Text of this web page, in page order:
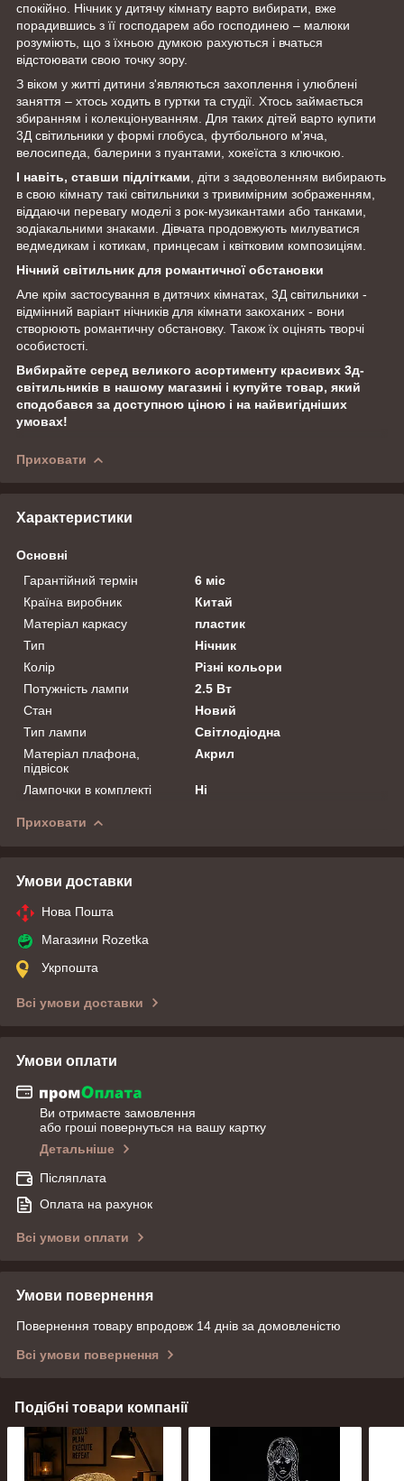
спокійно. Нічник у дитячу кімнату варто вибирати, вже
порадившись з її господарем або господинею – малюки
розуміють, що з їхньою думкою рахуються і вчаться
відстоювати свою точку зору.
З віком у житті дитини з'являються захоплення і улюблені
заняття – хтось ходить в гуртки та студії. Хтось займається
збиранням і колекціонуванням. Для таких дітей варто купити
3Д світильники у формі глобуса, футбольного м'яча,
велосипеда, балерини з пуантами, хокеїста з ключкою.
І навіть, ставши підлітками , діти з задоволенням вибирають
в свою кімнату такі світильники з тривимірним зображенням,
віддаючи перевагу моделі з рок-музикантами або танками,
зодіакальними знаками. Дівчата продовжують милуватися
ведмедикам і котикам, принцесам і квітковим композиціям.
Нічний світильник для романтичної обстановки
Але крім застосування в дитячих кімнатах, 3Д світильники -
відмінний варіант нічників для кімнати закоханих - вони
створюють романтичну обстановку. Також їх оцінять творчі
особистості.
Вибирайте серед великого асортименту красивих 3д-
світильників в нашому магазині і купуйте товар, який
сподобався за доступною ціною і на найвигідніших
умовах!
Приховати
Характеристики
Основні
Гарантійний термін
6 міс
Країна виробник
Китай
Матеріал каркасу
пластик
Тип
Нічник
Колір
Різні кольори
Потужність лампи
2.5 Вт
Стан
Новий
Тип лампи
Світлодіодна
Матеріал плафона,
підвісок
Акрил
Лампочки в комплекті Ні
Приховати
Умови доставки
Нова Пошта
Магазини Rozetka
Укрпошта
Всі умови доставки
Умови оплати
Ви отримаєте замовлення
або гроші повернуться на вашу картку
Детальніше
Післяплата
Оплата на рахунок
Всі умови оплати
Умови повернення
Повернення товару впродовж 14 днів за домовленістю
Всі умови повернення
Подібні товари компанії